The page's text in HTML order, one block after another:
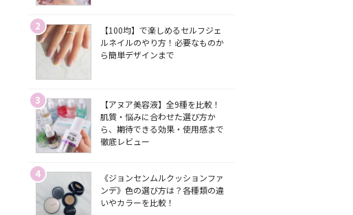
2
【100均】で楽しめるセルフジェ
ルネイルのやり方！必要なものか
ら簡単デザインまで
3
【アヌア美容液】全9種を比較！
肌質・悩みに合わせた選び方か
ら、期待できる効果・使用感まで
徹底レビュー
4
《ジョンセンムルクッションファ
ンデ》色の選び方は？各種類の違
いやカラーを比較！